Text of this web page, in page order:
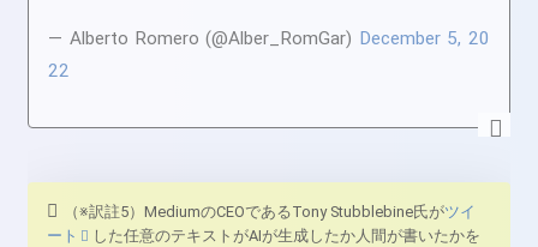
— Alberto Romero (@Alber_RomGar) December 5, 20
22
（※訳註5）MediumのCEOであるTony Stubblebine氏がツイ
ート
した任意のテキストがAIが生成したか人間が書いたかを